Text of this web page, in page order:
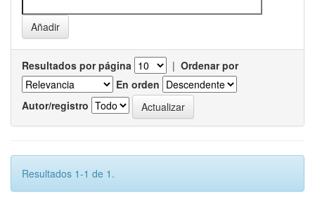
Resultados por página | Ordenar por
En orden
Autor/registro
Resultados 1-1 de 1.